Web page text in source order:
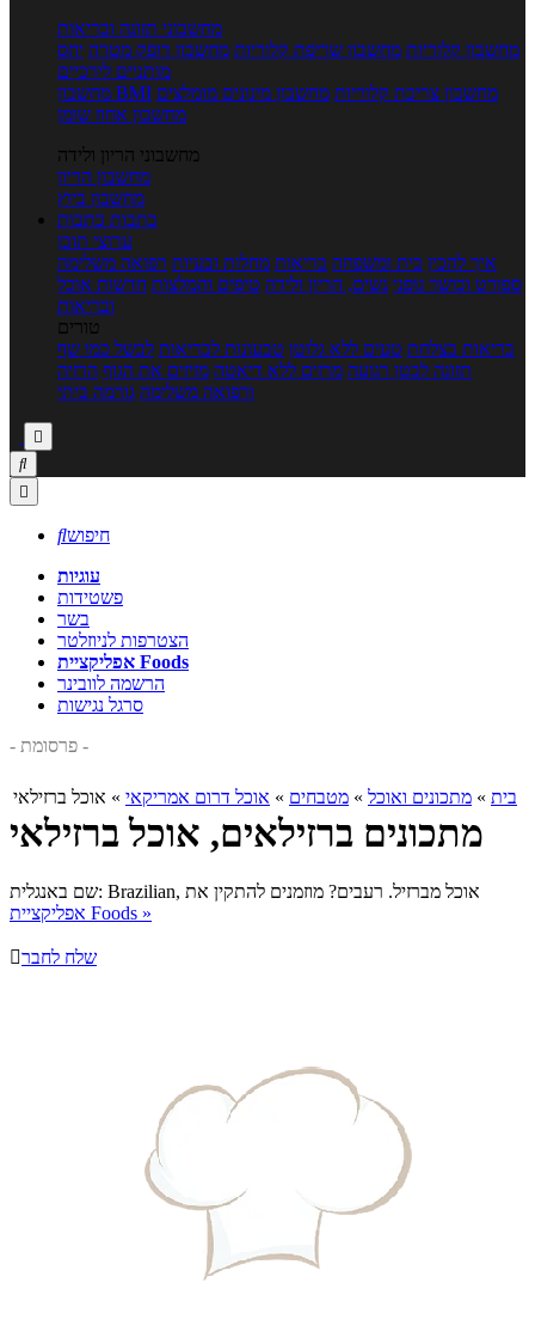
מחשבוני תזונה ובריאות
מחשבון קלוריות מחשבון שריפת קלוריות מחשבון דופק מטרה יחס
מותניים לירכיים
מחשבון BMI
מחשבון צריכת קלוריות מחשבון מינונים מומלצים
מחשבון אחוז שומן
מחשבוני הריון ולידה
מחשבון הריון
מחשבון ביוץ
כתבות כתבות
ערוצי תוכן
איך להכין בית ומשפחה בריאות מחלות ובעיות רפואה משלימה
ספורט וכושר גופני נשים, הריון ולידה טיפים והמלצות חדשות אוכל
ובריאות
טורים
בריאות בצלחת טעים ללא גלוטן טבעונות לבריאות לבשל כמו שף
תזונה לבטן רגועה מרזים ללא דיאטה מזיזים את הגוף הרזיה
ורפואה משלימה גורמה ביתי



חיפוש
עוגיות
פשטידות
בשר
הצטרפות לניוזלטר
אפליקציית Foods
הרשמה לוובינר
סרגל נגישות
- פרסומת -
בית » מתכונים ואוכל » מטבחים » אוכל דרום אמריקאי » אוכל ברזילאי
מתכונים ברזילאים, אוכל ברזילאי
שם באנגלית: Brazilian, אוכל מברזיל. רעבים? מוזמנים להתקין את
אפליקציית Foods »
שלח לחבר